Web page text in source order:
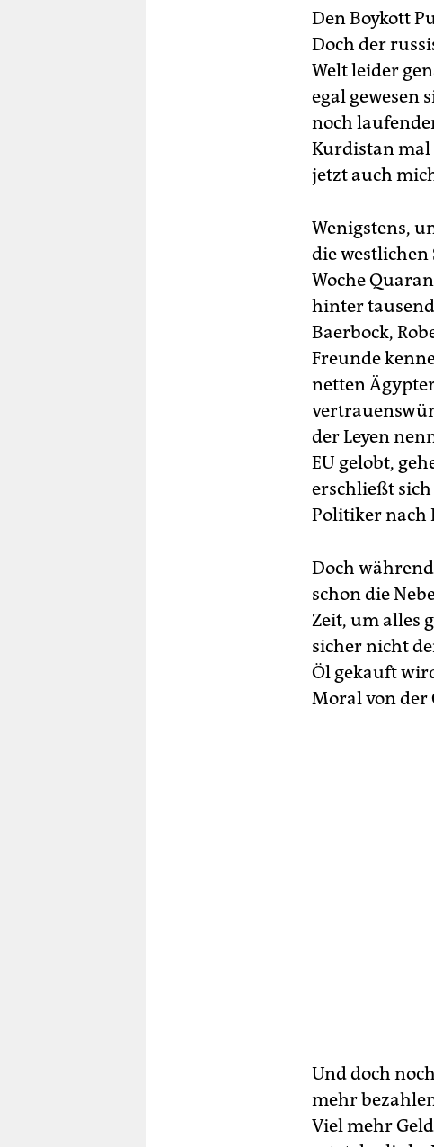
Den Boykott
Doch der
Welt leider
egal gewesen
noch
Kurdistan mal
jetzt auch
Wenigstens,
die
Woche
hinter
Baerbock,
Freunde
netten
der Leyen
EU gelobt,
erschließt
Politiker nach
Doch
schon die
Zeit, um alles
sicher nicht
Öl gekauft
Moral von der
Und doch
mehr
Viel mehr